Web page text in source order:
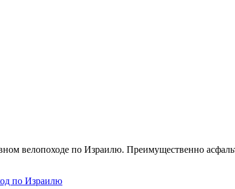
велопоходе по Израилю. Преимущественно
по Израилю